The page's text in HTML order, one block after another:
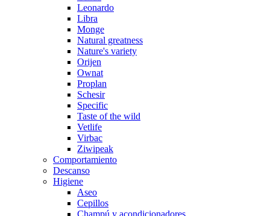
Leonardo
Libra
Monge
Natural greatness
Nature's variety
Orijen
Ownat
Proplan
Schesir
Specific
Taste of the wild
Vetlife
Virbac
Ziwipeak
Comportamiento
Descanso
Higiene
Aseo
Cepillos
Champú y acondicionadores